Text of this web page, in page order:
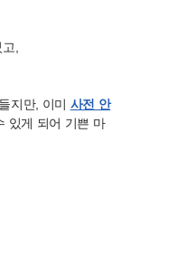
,
지만, 이미 사전 안
있게 되어 기쁜 마